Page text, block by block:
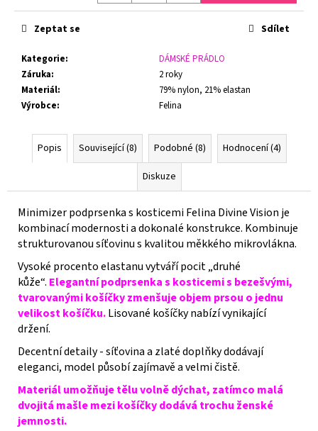
Kategorie:
DÁMSKÉ PRÁDLO
Záruka:
2 roky
Materiál:
79% nylon, 21% elastan
Výrobce: Felina
Zeptat se Sdílet
Popis Související (8) Podobné (8)
Hodnocení (4)
Diskuze
Minimizer podprsenka s kosticemi Felina Divine Vision je
kombinací modernosti a dokonalé konstrukce. Kombinuje
strukturovanou síťovinu s kvalitou měkkého mikrovlákna.
Vysoké procento elastanu vytváří pocit „druhé
kůže“. Elegantní podprsenka s kosticemi s bezešvými,
tvarovanými košíčky zmenšuje objem prsou o jednu
velikost košíčku.Lisované košíčky nabízí vynikající
držení.
Decentní detaily - síťovina a zlaté doplňky dodávají
eleganci, model působí zajímavě a velmi čistě.
Materiál umožňuje tělu volně dýchat, zatímco malá
dvojitá mašle mezi košíčky dodává trochu ženské
jemnosti.